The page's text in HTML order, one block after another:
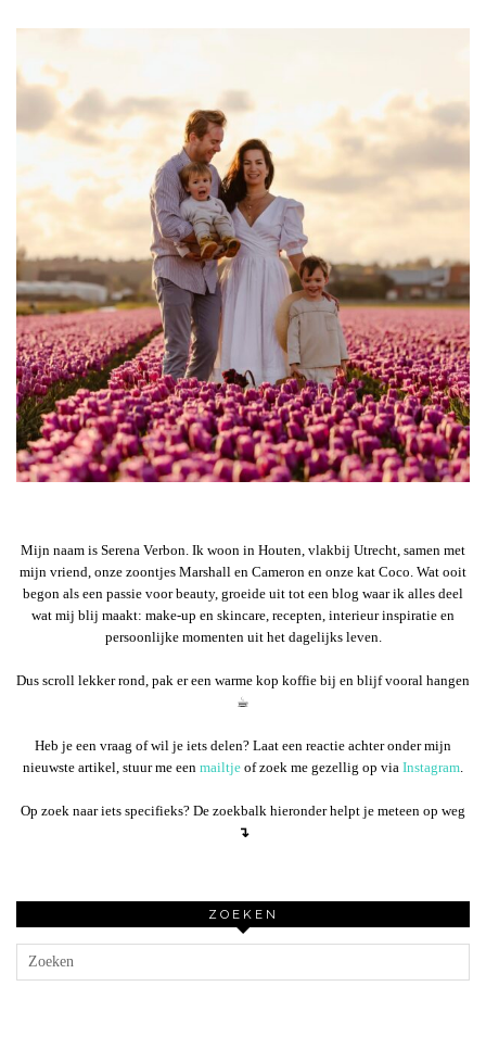
Mijn naam is Serena Verbon. Ik woon in Houten, vlakbij Utrecht, samen met
mijn vriend, onze zoontjes Marshall en Cameron en onze kat Coco. Wat ooit
begon als een passie voor beauty, groeide uit tot een blog waar ik alles deel
wat mij blij maakt: make-up en skincare, recepten, interieur inspiratie en
persoonlijke momenten uit het dagelijks leven.
Dus scroll lekker rond, pak er een warme kop koffie bij en blijf vooral hangen
☕︎
Heb je een vraag of wil je iets delen? Laat een reactie achter onder mijn
nieuwste artikel, stuur me een mailtje of zoek me gezellig op via Instagram
Op zoek naar iets specifieks? De zoekbalk hieronder helpt je meteen op weg
↴
ZOEKEN